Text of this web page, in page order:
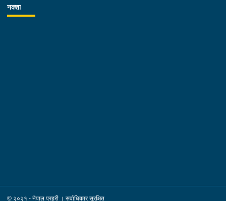
का.म.न.पा. वडा नं.२१ । पीडित संख्या :- ३ जना ।३. नाम थर :-
कमल श्रेष्ठ उमेर :- ३४ वर्ष स्थायी वतन :- जिल्ला चितवन
नक्शा
© २०२१ - नेपाल प्रहरी । सर्वाधिकार सुरक्षित